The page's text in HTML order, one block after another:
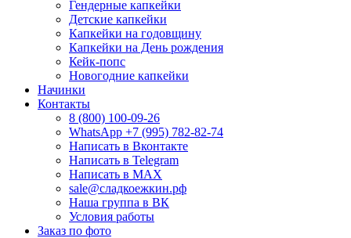
Гендерные капкейки
Детские капкейки
Капкейки на годовщину
Капкейки на День рождения
Кейк-попс
Новогодние капкейки
Начинки
Контакты
8 (800) 100-09-26
WhatsApp +7 (995) 782-82-74
Написать в Вконтакте
Написать в Telegram
Написать в MAX
sale@сладкоежкин.рф
Наша группа в ВК
Условия работы
Заказ по фото